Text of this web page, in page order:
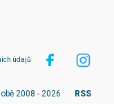
údajů
2008 - 2026 RSS